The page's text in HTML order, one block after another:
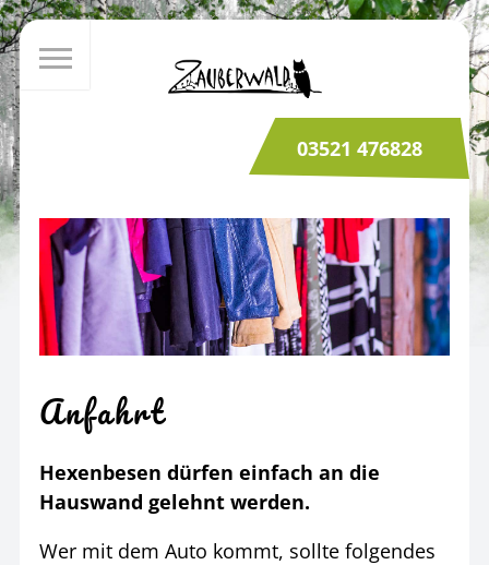
03521 476828
Anfahrt
Hexenbesen dürfen einfach an die
Hauswand gelehnt werden.
Wer mit dem Auto kommt, sollte folgendes